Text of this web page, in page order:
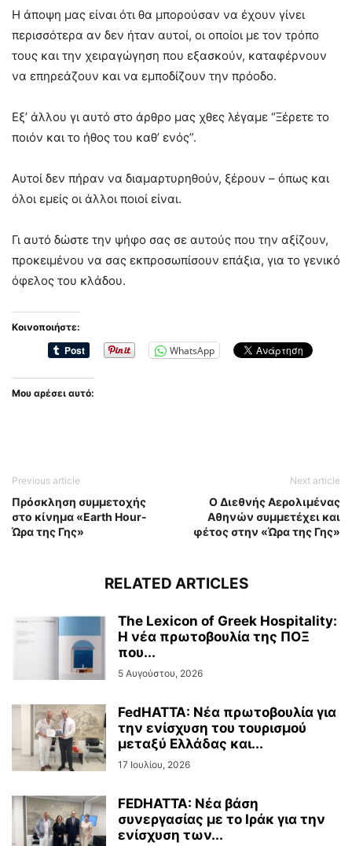
Η άποψη μας είναι ότι θα μπορούσαν να έχουν γίνει
περισσότερα αν δεν ήταν αυτοί, οι οποίοι με τον τρόπο
τους και την χειραγώγηση που εξασκούν, καταφέρνουν
να επηρεάζουν και να εμποδίζουν την πρόοδο.
Εξ’ άλλου γι αυτό στο άρθρο μας χθες λέγαμε “Ξέρετε το
ποιόν και το ήθος του καθ’ ενός”.
Αυτοί δεν πήραν να διαμαρτυρηθούν, ξέρουν – όπως και
όλοι εμείς οι άλλοι ποιοί είναι.
Γι αυτό δώστε την ψήφο σας σε αυτούς που την αξίζουν,
προκειμένου να σας εκπροσωπίσουν επάξια, για το γενικό
όφελος του κλάδου.
Κοινοποιήστε:
WhatsApp
Μου αρέσει αυτό:
Previous article
Πρόσκληση συμμετοχής
στο κίνημα «Earth Hour-
Ώρα της Γης»
Next article
Ο Διεθνής Αερολιμένας
Αθηνών συμμετέχει και
φέτος στην «Ώρα της Γης»
RELATED ARTICLES
The Lexicon of Greek Hospitality:
Η νέα πρωτοβουλία της ΠΟΞ
που...
5 Αυγούστου, 2026
FedHATTA: Νέα πρωτοβουλία για
την ενίσχυση του τουρισμού
μεταξύ Ελλάδας και...
17 Ιουλίου, 2026
FEDHATTA: Νέα βάση
συνεργασίας με το Ιράκ για την
ενίσχυση των...